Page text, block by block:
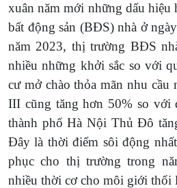
xuân năm mới những dấu hiệu
bất động sản (BĐS) nhà ở
năm 2023, thị trường BĐS
nhiều những khởi sắc so với
cư mở chào thỏa mãn nhu
III cũng tăng hơn 50% so với
thành phố Hà Nội Thủ Đô
Đây là thời điểm sôi động
phục cho thị trường trong
nhiều thời cơ cho môi giới thổi